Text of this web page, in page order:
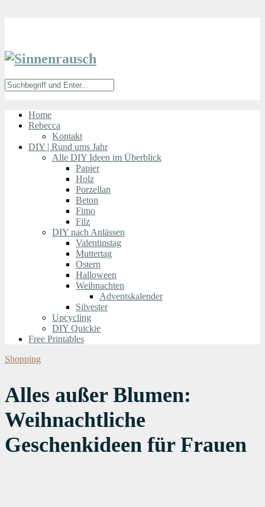
Home
Rebecca
Kontakt
DIY | Rund ums Jahr
Alle DIY Ideen im Überblick
Papier
Holz
Porzellan
Beton
Fimo
Filz
DIY nach Anlässen
Valentinstag
Muttertag
Ostern
Halloween
Weihnachten
Adventskalender
Silvester
Upcycling
DIY Quickie
Free Printables
Shopping
Alles außer Blumen:
Weihnachtliche
Geschenkideen für Frauen